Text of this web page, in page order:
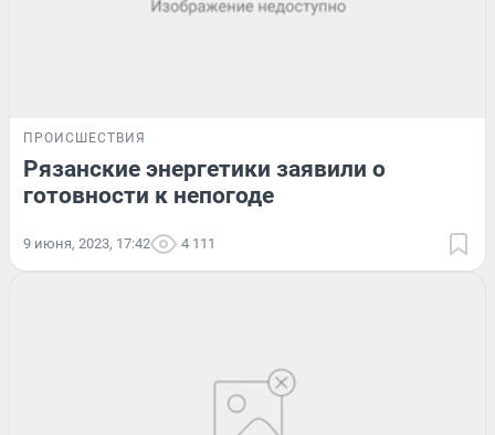
ПРОИСШЕСТВИЯ
Рязанские энергетики заявили о
готовности к непогоде
9 июня, 2023, 17:42 4 111